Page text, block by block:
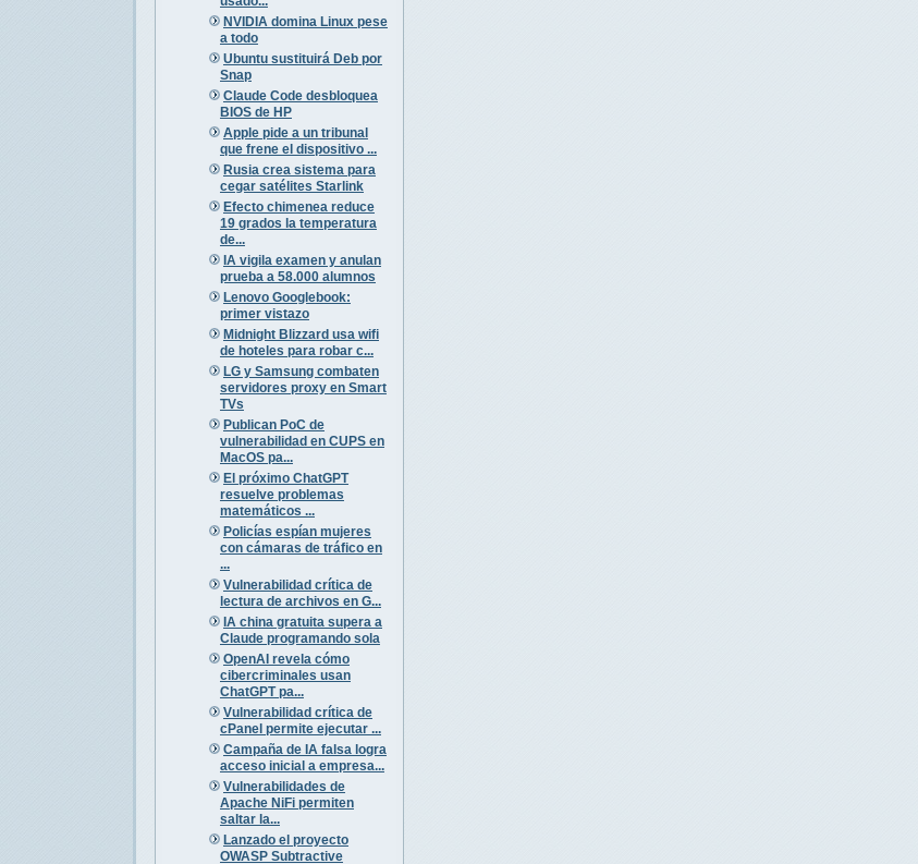
NVIDIA domina Linux pese
a todo
Ubuntu sustituirá Deb por
Snap
Claude Code desbloquea
BIOS de HP
Apple pide a un tribunal
que frene el dispositivo ...
Rusia crea sistema para
cegar satélites Starlink
Efecto chimenea reduce
19 grados la temperatura
de...
IA vigila examen y anulan
prueba a 58.000 alumnos
Lenovo Googlebook:
primer vistazo
Midnight Blizzard usa wifi
de hoteles para robar c...
LG y Samsung combaten
servidores proxy en Smart
TVs
Publican PoC de
vulnerabilidad en CUPS en
MacOS pa...
El próximo ChatGPT
resuelve problemas
matemáticos ...
Policías espían mujeres
con cámaras de tráfico en
...
Vulnerabilidad crítica de
lectura de archivos en G...
IA china gratuita supera a
Claude programando sola
OpenAI revela cómo
cibercriminales usan
ChatGPT pa...
Vulnerabilidad crítica de
cPanel permite ejecutar ...
Campaña de IA falsa logra
acceso inicial a empresa...
Vulnerabilidades de
Apache NiFi permiten
saltar la...
Lanzado el proyecto
OWASP Subtractive